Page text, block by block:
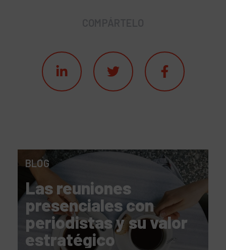
BLOG
Las reuniones
presenciales con
periodistas y su valor
estratégico